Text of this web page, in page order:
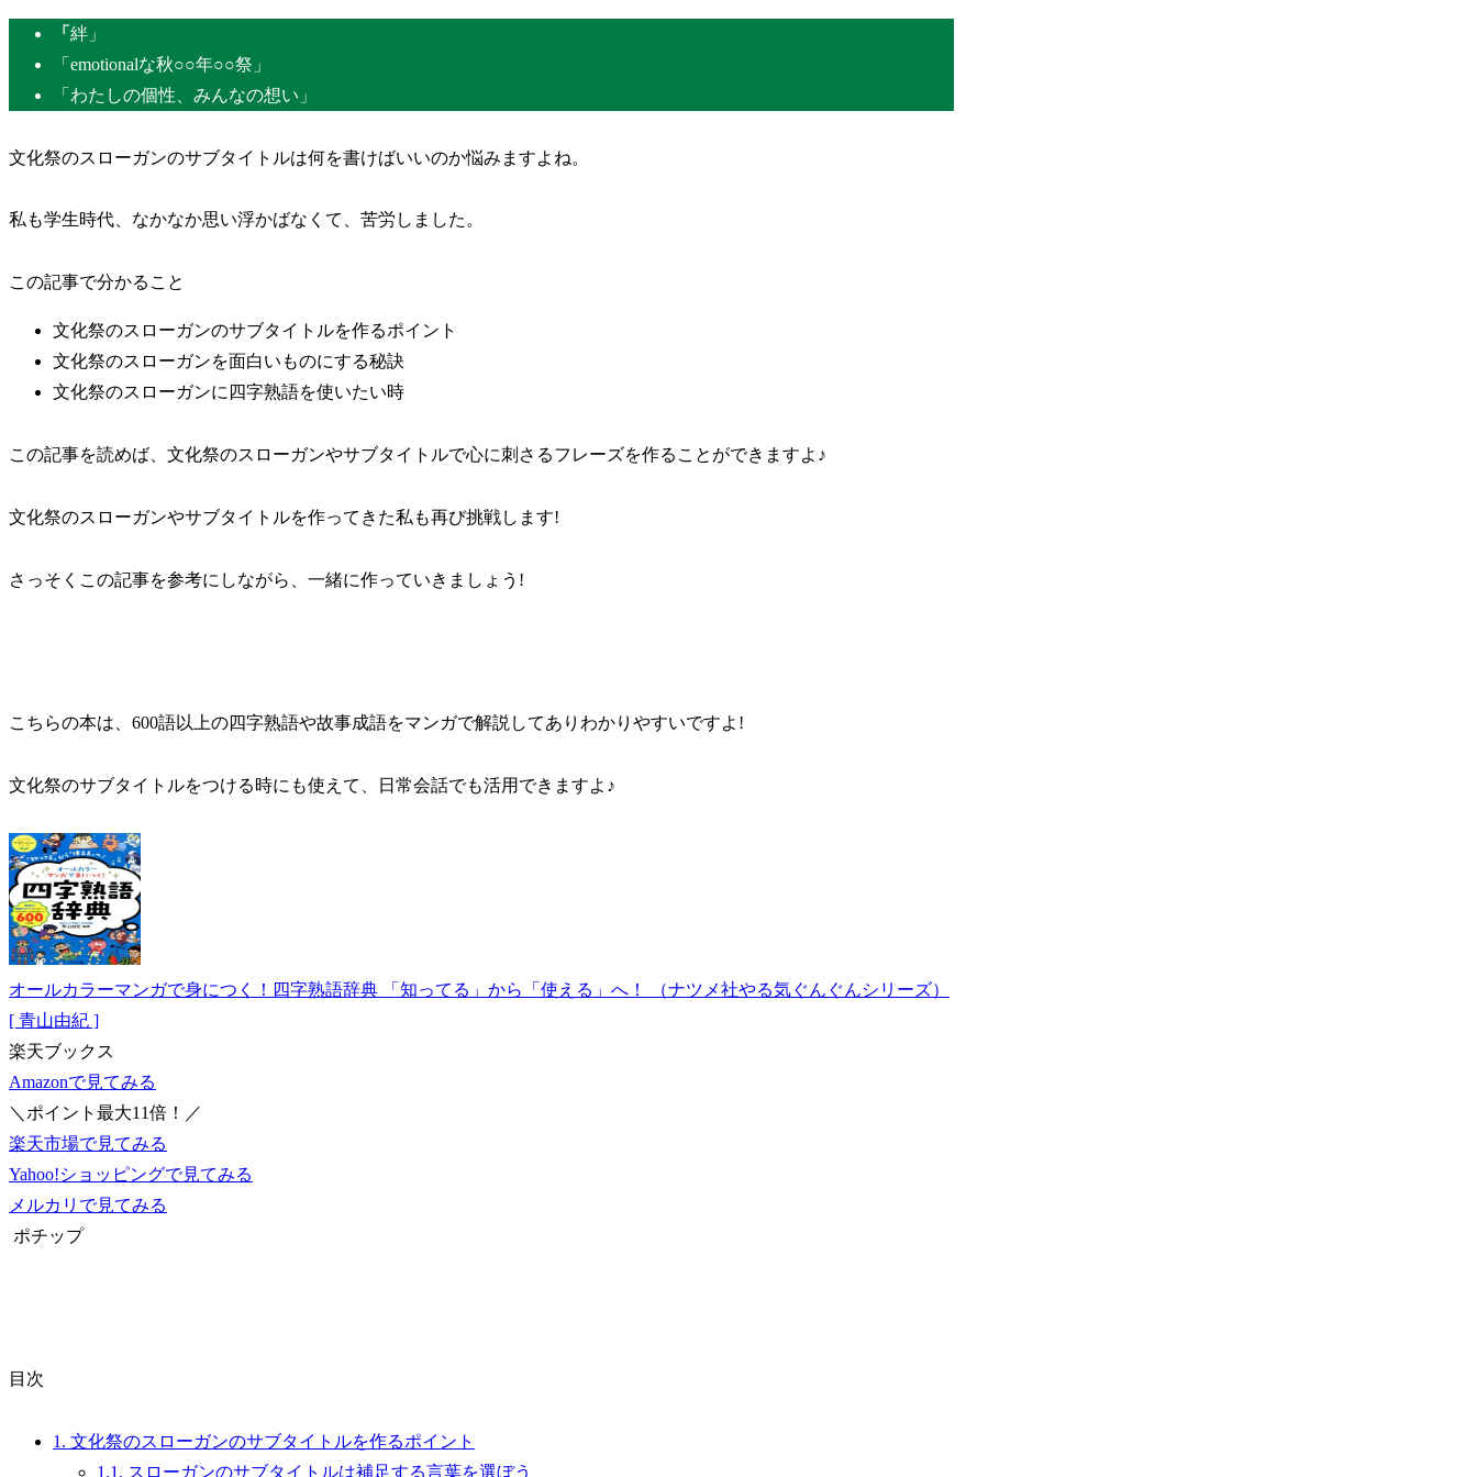
「 絆」
「emotionalな秋○○年○○祭」
「わたしの個性、みんなの想い」
文化祭のスローガンのサブタイトルは何を書けばいいのか悩みますよね。
私も学生時代、なかなか思い浮かばなくて、苦労しました。
この記事で分かること
文化祭のスローガンのサブタイトルを作るポイント
文化祭のスローガンを面白いものにする秘訣
文化祭のスローガンに四字熟語を使いたい時
この記事を読めば、文化祭のスローガンやサブタイトルで心に刺さるフレーズを作ることができますよ ♪
文化祭のスローガンやサブタイトルを作ってきた私も再び挑戦します!
さっそくこの記事を参考にしながら、一緒に作っていきましょう!
こちらの本は、600語以上の四字熟語や故事成語をマンガで解説してありわかりやすいですよ!
文化祭のサブタイトルをつける時にも使えて、日常会話でも活用できますよ♪
オールカラーマンガで身につく！四字熟語辞典 「知ってる」から「使える」へ！ （ナツメ社やる気ぐんぐんシリーズ）
[ 青山由紀 ]
楽天ブックス
Amazonで見てみる
＼ポイント最大11倍！／
楽天市場で見てみる
Yahoo!ショッピングで見てみる
メルカリで見てみる
ポチップ
目次
1. 文化祭のスローガンのサブタイトルを作るポイント
1.1. スローガンのサブタイトルは補足する言葉を選ぼう